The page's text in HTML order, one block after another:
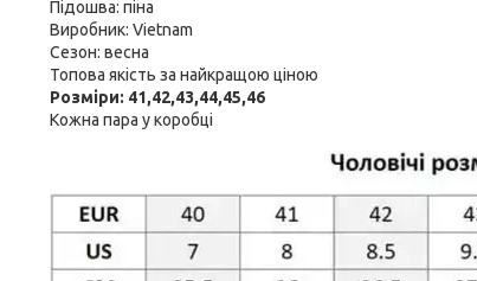
Підошва: піна
Виробник: Vietnam
Сезон: весна
Топова якість за найкращою ціною
Розміри: 41,42,43,44,45,46
Кожна пара у коробці